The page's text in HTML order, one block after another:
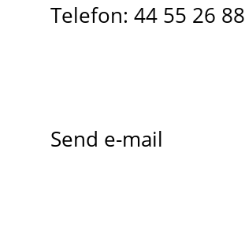
Telefon: 44 55 26 88
Send e-mail